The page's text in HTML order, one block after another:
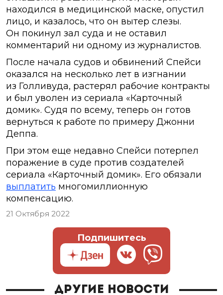
находился в медицинской маске, опустил
лицо, и казалось, что он вытер слезы.
Он покинул зал суда и не оставил
комментарий ни одному из журналистов.
После начала судов и обвинений Спейси
оказался на несколько лет в изгнании
из Голливуда, растерял рабочие контракты
и был уволен из сериала «Карточный
домик». Судя по всему, теперь он готов
вернуться к работе по примеру Джонни
Деппа.
При этом еще недавно Спейси потерпел
поражение в суде против создателей
сериала «Карточный домик». Его обязали
выплатить многомиллионную
компенсацию.
21 Октября 2022
Подпишитесь
Другие новости